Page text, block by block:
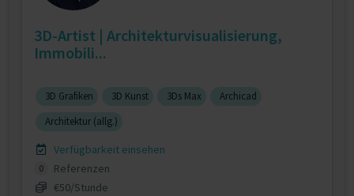
3D-Artist | Architekturvisualisierung,
Immobili...
3D Grafiken 3D Kunst 3Ds Max
Archicad
Architektur (allg.)
Verfügbarkeit einsehen
0
Referenzen
€50/Stunde